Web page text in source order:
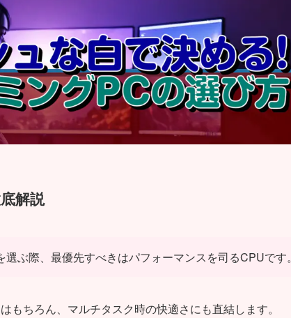
解説
ぶ際、最優先すべきはパフォーマンスを司るCPUです。
ちろん、マルチタスク時の快適さにも直結します。